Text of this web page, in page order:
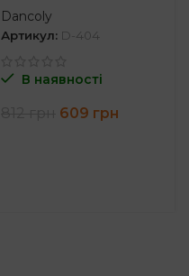
Dancoly
Артикул: D-404
В наявності
Оригінальна
609 грн